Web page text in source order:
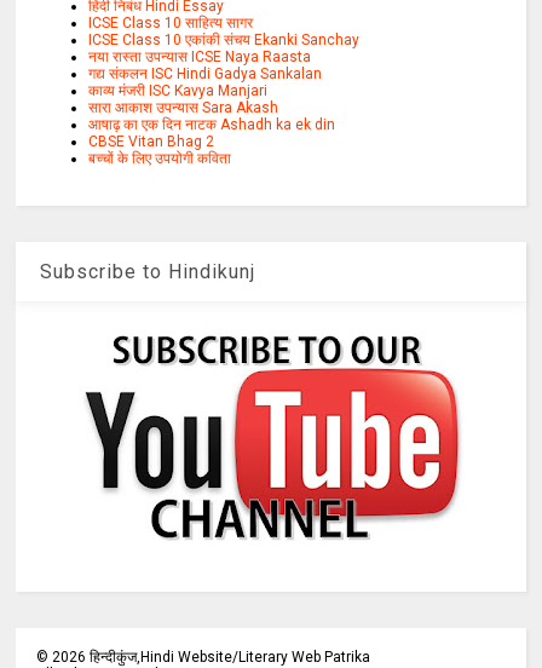
हिंदी निबंध Hindi Essay
ICSE Class 10 साहित्य सागर
ICSE Class 10 एकांकी संचय Ekanki Sanchay
नया रास्ता उपन्यास ICSE Naya Raasta
गद्य संकलन ISC Hindi Gadya Sankalan
काव्य मंजरी ISC Kavya Manjari
सारा आकाश उपन्यास Sara Akash
आषाढ़ का एक दिन नाटक Ashadh ka ek din
CBSE Vitan Bhag 2
बच्चों के लिए उपयोगी कविता
Subscribe to Hindikunj
© 2026 हिन्दीकुंज,Hindi Website/Literary Web Patrika